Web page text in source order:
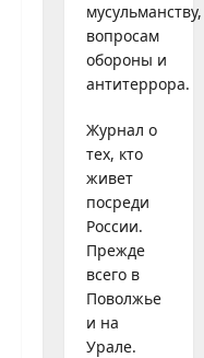
мусульманству,
вопросам
обороны и
антитеррора.
Журнал о
тех, кто
живет
посреди
России.
Прежде
всего в
Поволжье
и на
Урале.